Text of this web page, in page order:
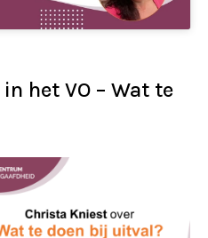
het VO – Wat te